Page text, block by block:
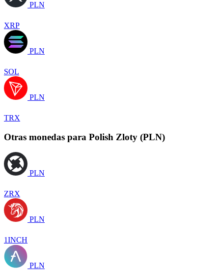
PLN
XRP
PLN
SOL
PLN
TRX
Otras monedas para Polish Zloty (PLN)
PLN
ZRX
PLN
1INCH
PLN